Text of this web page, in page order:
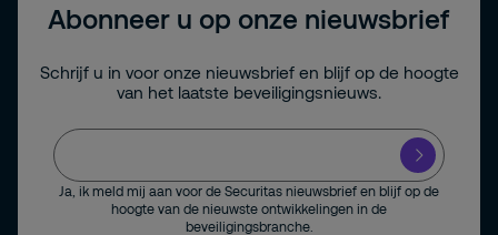
Abonneer u op onze nieuwsbrief
Schrijf u in voor onze nieuwsbrief en blijf op de hoogte
van het laatste beveiligingsnieuws.
Ja, ik meld mij aan voor de Securitas nieuwsbrief en blijf op de
hoogte van de nieuwste ontwikkelingen in de
beveiligingsbranche.